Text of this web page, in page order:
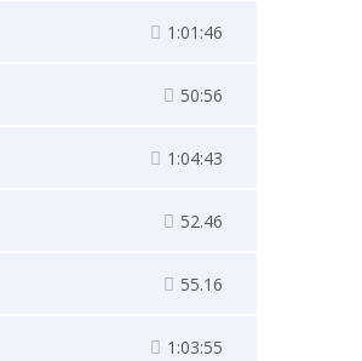
1:01:46
50:56
1:04:43
52.46
55.16
1:03:55